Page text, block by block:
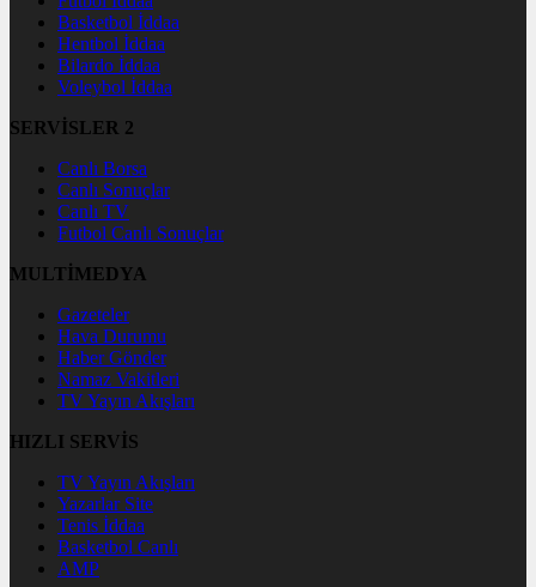
Basketbol İddaa
Hentbol İddaa
Bilardo İddaa
Voleybol İddaa
SERVİSLER 2
Canlı Borsa
Canlı Sonuçlar
Canlı TV
Futbol Canlı Sonuçlar
MULTİMEDYA
Gazeteler
Hava Durumu
Haber Gönder
Namaz Vakitleri
TV Yayın Akışları
HIZLI SERVİS
TV Yayın Akışları
Yazarlar Site
Tenis İddaa
Basketbol Canlı
AMP